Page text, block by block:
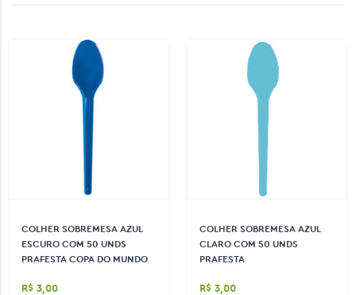
COLHER SOBREMESA AZUL
ESCURO COM 50 UNDS
PRAFESTA COPA DO MUNDO
R$ 3,00
COLHER SOBREMESA AZUL
CLARO COM 50 UNDS
PRAFESTA
R$ 3,00